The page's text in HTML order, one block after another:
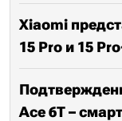
Xiaomi
15 Pro и 15
Ace 6T –